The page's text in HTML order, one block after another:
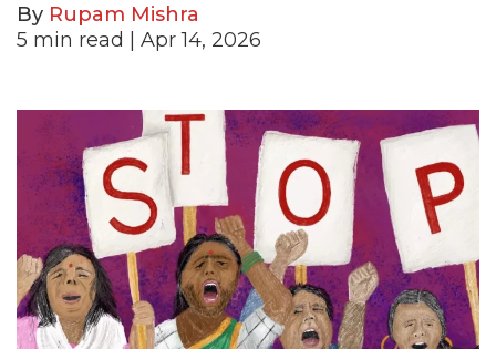
By Rupam Mishra
5 min read | Apr 14, 2026